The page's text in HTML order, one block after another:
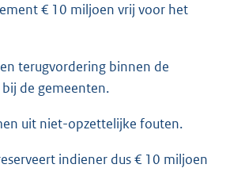
€ 10 miljoen vrij voor het
terugvordering binnen de
de gemeenten.
uit niet-opzettelijke fouten.
indiener dus € 10 miljoen